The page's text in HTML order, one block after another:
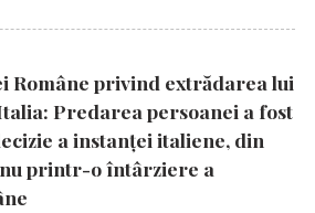
Române privind extrădarea lui
Predarea persoanei a fost
a instanţei italiene, din
printr-o întârziere a